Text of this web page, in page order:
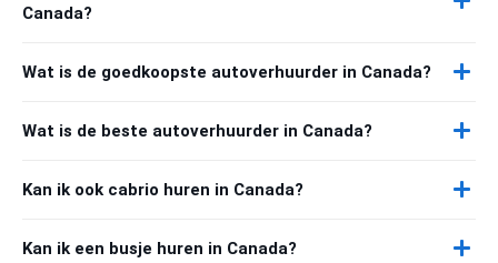
Canada?
Wat is de goedkoopste autoverhuurder in Canada?
Wat is de beste autoverhuurder in Canada?
Kan ik ook cabrio huren in Canada?
Kan ik een busje huren in Canada?